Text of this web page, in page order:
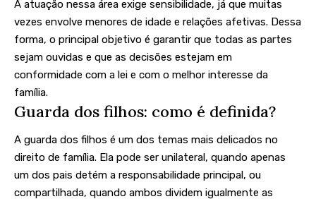
A atuação nessa área exige sensibilidade, já que muitas
vezes envolve menores de idade e relações afetivas. Dessa
forma, o principal objetivo é garantir que todas as partes
sejam ouvidas e que as decisões estejam em
conformidade com a lei e com o melhor interesse da
família.
Guarda dos filhos: como é definida?
A guarda dos filhos é um dos temas mais delicados no
direito de família. Ela pode ser unilateral, quando apenas
um dos pais detém a responsabilidade principal, ou
compartilhada, quando ambos dividem igualmente as